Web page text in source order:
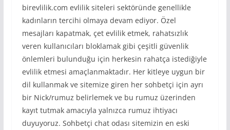
birevlilik.com evlilik siteleri sektöründe genellikle
kadınların tercihi olmaya devam ediyor. Özel
mesajları kapatmak, çet evlilik etmek, rahatsızlık
veren kullanıcıları bloklamak gibi çeşitli güvenlik
önlemleri bulunduğu için herkesin rahatça istediğiyle
evlilik etmesi amaçlanmaktadır. Her kitleye uygun bir
dil kullanmak ve sitemize giren her sohbetçi için ayrı
bir Nick/rumuz belirlemek ve bu rumuz üzerinden
kayıt tutmak amacıyla yalnızca rumuz ihtiyacı
duyuyoruz. Sohbetçi chat odası sitemizin en eski